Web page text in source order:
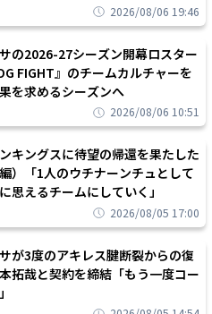
2026/08/06 19:46
の2026-27シーズン開幕ロスター
FIGHT』のチームカルチャーを
を求めるシーズンへ
2026/08/06 10:51
キングスに待望の帰還を果たした
）「1人のウチナーンチュとして
思えるチームにしていく」
2026/08/05 17:00
が3度のアキレス腱断裂からの復
拓哉と契約を締結「もう一度コー